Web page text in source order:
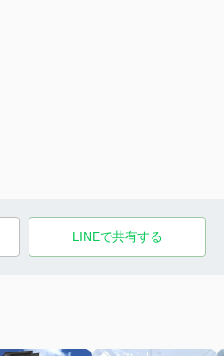
LINEで共有する